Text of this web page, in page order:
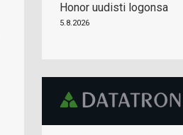
Honor uudisti logonsa
5.8.2026